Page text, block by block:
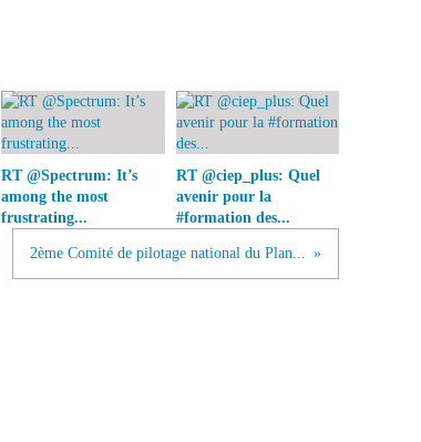
RT @Spectrum: It’s
among the most
frustrating...
RT @ciep_plus: Quel
avenir pour la
#formation des...
2ème Comité de pilotage national du Plan...